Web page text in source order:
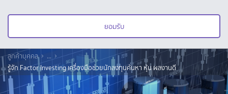
ยอมรับ
ลูกค้าบุคคล
...
รู้จัก Factor Investing เครื่องมือช่วยนักลงทุนค้นหา หุ้น ผลงานดี